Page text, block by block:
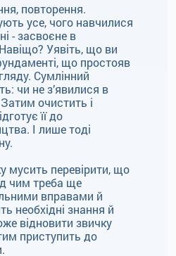
повторення.
усе, чого навчилися
- засвоєне в
Уявіть, що ви
що простояв
Сумлінний
чи не з’явилися в
очистить і
її до
І лише тоді
мусить перевірити, що
чим треба ще
вправами й
необхідні знання й
відновити звичку
приступить до